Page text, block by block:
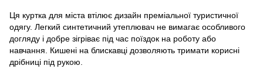
Ця куртка для міста втілює дизайн преміальної туристичної
одягу. Легкий синтетичний утеплювач не вимагає особливого
догляду і добре зігріває під час поїздок на роботу або
навчання. Кишені на блискавці дозволяють тримати корисні
дрібниці під рукою.